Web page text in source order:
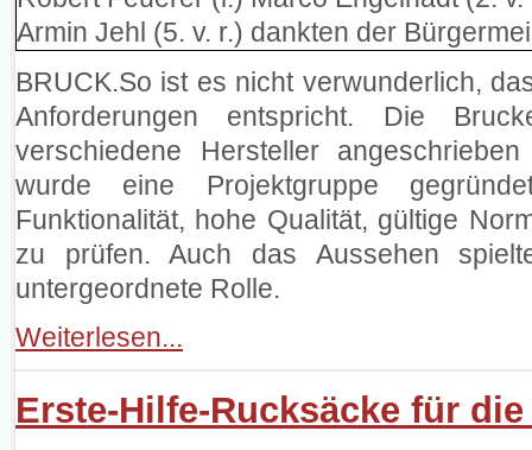
BRUCK.So ist es nicht verwunderlich,
Anforderungen entspricht. Die
verschiedene Hersteller
wurde eine Projektgruppe
Funktionalität, hohe Qualität, gültige
zu prüfen. Auch das Aussehen
untergeordnete Rolle.
Weiterlesen...
Erste-Hilfe-Rucksäcke für